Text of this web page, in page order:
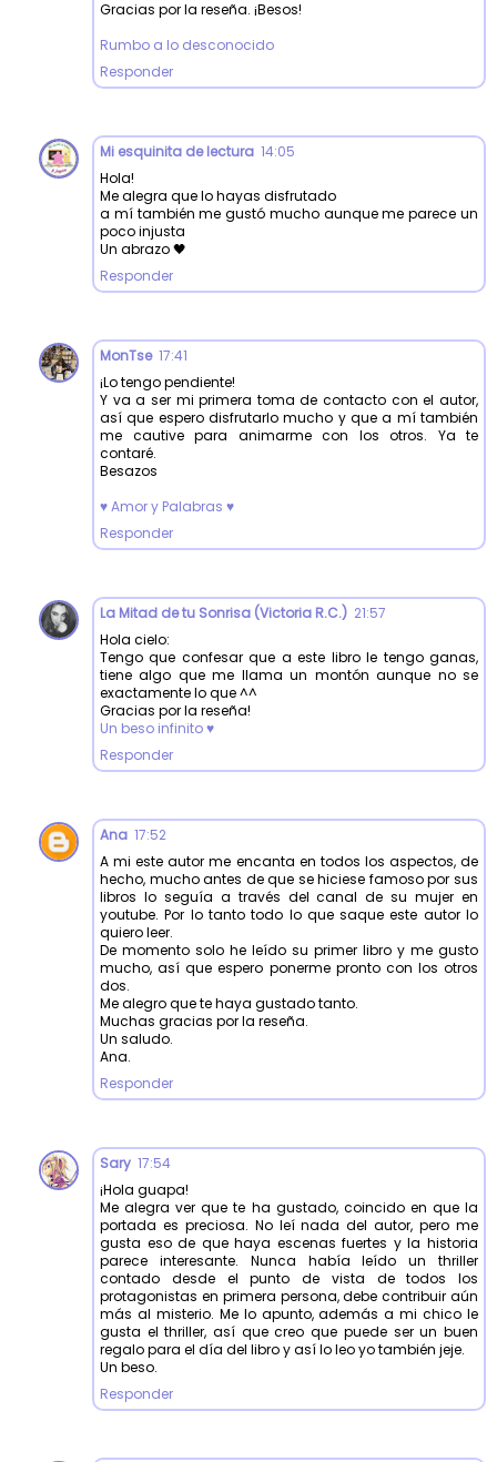
Gracias por la reseña. ¡Besos!
Rumbo a lo desconocido
Responder
Mi esquinita de lectura 14:05
Hola!
Me alegra que lo hayas disfrutado
a mí también me gustó mucho aunque me parece un
poco injusta
Un abrazo 🖤
Responder
MonTse 17:41
¡Lo tengo pendiente!
Y va a ser mi primera toma de contacto con el autor,
así que espero disfrutarlo mucho y que a mí también
me cautive para animarme con los otros. Ya te
contaré.
Besazos
♥ Amor y Palabras ♥
Responder
La Mitad de tu Sonrisa (Victoria R.C.) 21:57
Hola cielo:
Tengo que confesar que a este libro le tengo ganas,
tiene algo que me llama un montón aunque no se
exactamente lo que ^^
Gracias por la reseña!
Un beso infinito ♥
Responder
Ana 17:52
A mi este autor me encanta en todos los aspectos, de
hecho, mucho antes de que se hiciese famoso por sus
libros lo seguía a través del canal de su mujer en
youtube. Por lo tanto todo lo que saque este autor lo
quiero leer.
De momento solo he leído su primer libro y me gusto
mucho, así que espero ponerme pronto con los otros
dos.
Me alegro que te haya gustado tanto.
Muchas gracias por la reseña.
Un saludo.
Ana.
Responder
Sary 17:54
¡Hola guapa!
Me alegra ver que te ha gustado, coincido en que la
portada es preciosa. No leí nada del autor, pero me
gusta eso de que haya escenas fuertes y la historia
parece interesante. Nunca había leído un thriller
contado desde el punto de vista de todos los
protagonistas en primera persona, debe contribuir aún
más al misterio. Me lo apunto, además a mi chico le
gusta el thriller, así que creo que puede ser un buen
regalo para el día del libro y así lo leo yo también jeje.
Un beso.
Responder